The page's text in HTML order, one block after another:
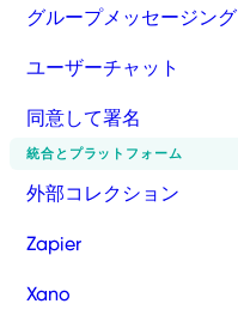
グループメッセージング
ユーザーチャット
同意して署名
統合とプラットフォーム
外部コレクション
Zapier
Xano